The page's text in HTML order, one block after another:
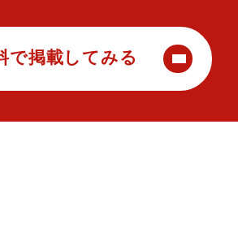
で掲載してみる